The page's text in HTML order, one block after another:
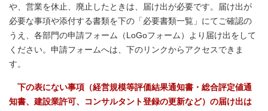
や、営業を休止、廃止したときは、届け出が必要です。届け出が
必要な事項や添付する書類を下の「必要書類一覧」にてご確認の
うえ、各部門の申請フォーム（LoGoフォーム）より届け出をして
ください。申請フォームへは、下のリンクからアクセスできま
す。
下の表にない事項（経営規模等評価結果通知書・総合評定値通
知書、建設業許可、コンサルタント登録の更新など）の届け出は